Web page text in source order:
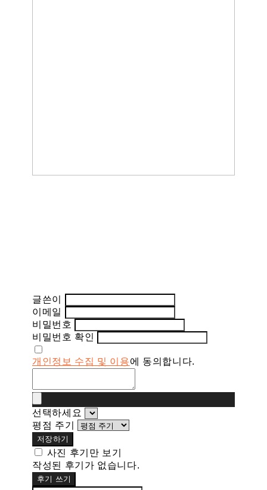
글쓴이
이메일
비밀번호
비밀번호 확인
개인정보 수집 및 이용에 동의합니다.
선택하세요
평점 주기
저장하기
사진 후기만 보기
작성된 후기가 없습니다.
후기 쓰기